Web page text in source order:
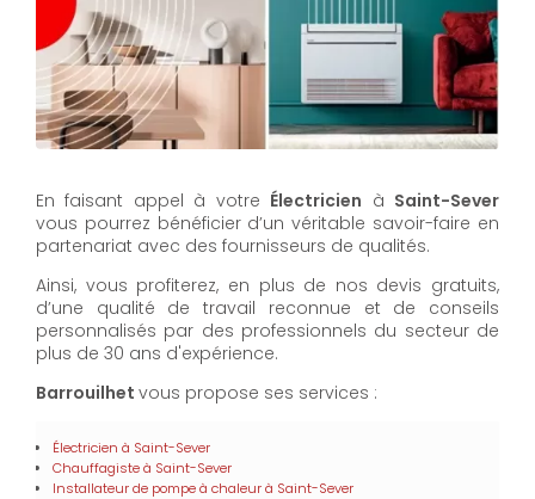
En faisant appel à votre Électricien à Saint-Sever
vous pourrez bénéficier d’un véritable savoir-faire en
partenariat avec des fournisseurs de qualités.
Ainsi, vous profiterez, en plus de nos devis gratuits,
d’une qualité de travail reconnue et de conseils
personnalisés par des professionnels du secteur de
plus de 30 ans d'expérience.
Barrouilhet vous propose ses services :
Électricien à Saint-Sever
Chauffagisteà Saint-Sever
Installateur de pompe à chaleurà Saint-Sever